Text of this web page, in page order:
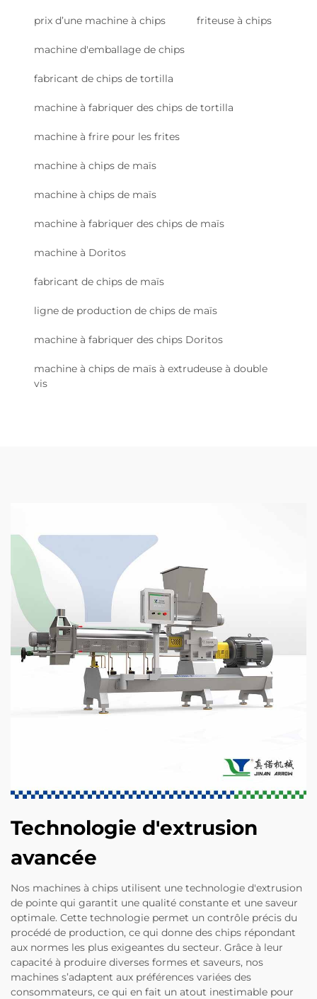
prix d’une machine à chips friteuse à chips
machine d'emballage de chips
fabricant de chips de tortilla
machine à fabriquer des chips de tortilla
machine à frire pour les frites
machine à chips de maïs
machine à chips de maïs
machine à fabriquer des chips de maïs
machine à Doritos
fabricant de chips de maïs
ligne de production de chips de maïs
machine à fabriquer des chips Doritos
machine à chips de maïs à extrudeuse à double
vis
Technologie d'extrusion
avancée
Nos machines à chips utilisent une technologie d'extrusion
de pointe qui garantit une qualité constante et une saveur
optimale. Cette technologie permet un contrôle précis du
procédé de production, ce qui donne des chips répondant
aux normes les plus exigeantes du secteur. Grâce à leur
capacité à produire diverses formes et saveurs, nos
machines s’adaptent aux préférences variées des
consommateurs, ce qui en fait un atout inestimable pour